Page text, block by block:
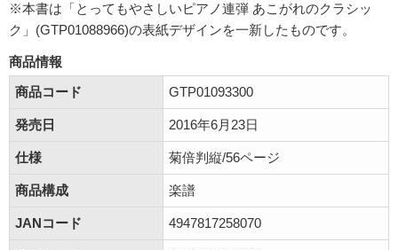
※本書は「とってもやさしいピアノ連弾 あこがれのクラシッ
ク」(GTP01088966)の表紙デザインを一新したものです。
商品情報
商品コード
GTP01093300
発売日 2016年6月23日
仕様 菊倍判縦/56ページ
商品構成 楽譜
JANコード 4947817258070